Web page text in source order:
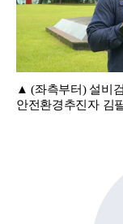
▲ (좌측부터) 설비
안전환경추진자 김